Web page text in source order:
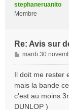
stephaneruanito
Membre
Re: Avis sur
M
e
s
a
g
e
mardi 30
Il doit me rester
mais la bande
c'est au moins
DUNLOP )